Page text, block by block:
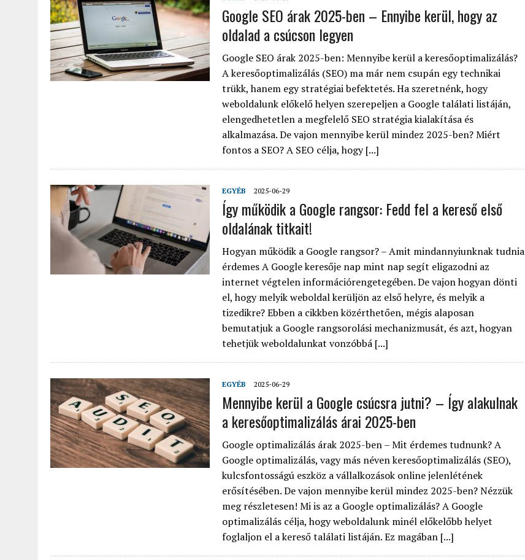
Google SEO árak 2025-ben – Ennyibe kerül, hogy az
oldalad a csúcson legyen
Google SEO árak 2025-ben: Mennyibe kerül a keresőoptimalizálás?
A keresőoptimalizálás (SEO) ma már nem csupán egy technikai
trükk, hanem egy stratégiai befektetés. Ha szeretnénk, hogy
weboldalunk előkelő helyen szerepeljen a Google találati listáján,
elengedhetetlen a megfelelő SEO stratégia kialakítása és
alkalmazása. De vajon mennyibe kerül mindez 2025-ben? Miért
fontos a SEO? A SEO célja, hogy [...]
EGYÉB 2025-06-29
Így működik a Google rangsor: Fedd fel a kereső első
oldalának titkait!
Hogyan működik a Google rangsor? – Amit mindannyiunknak tudnia
érdemes A Google keresője nap mint nap segít eligazodni az
internet végtelen információrengetegében. De vajon hogyan dönti
el, hogy melyik weboldal kerüljön az első helyre, és melyik a
tizedikre? Ebben a cikkben közérthetően, mégis alaposan
bemutatjuk a Google rangsorolási mechanizmusát, és azt, hogyan
tehetjük weboldalunkat vonzóbbá [...]
EGYÉB 2025-06-29
Mennyibe kerül a Google csúcsra jutni? – Így alakulnak
a keresőoptimalizálás árai 2025-ben
Google optimalizálás árak 2025-ben – Mit érdemes tudnunk? A
Google optimalizálás, vagy más néven keresőoptimalizálás (SEO),
kulcsfontosságú eszköz a vállalkozások online jelenlétének
erősítésében. De vajon mennyibe kerül mindez 2025-ben? Nézzük
meg részletesen! Mi is az a Google optimalizálás? A Google
optimalizálás célja, hogy weboldalunk minél előkelőbb helyet
foglaljon el a kereső találati listáján. Ez magában [...]